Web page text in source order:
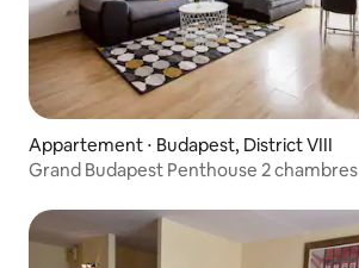
Appartement ⋅ Budapest, District VIII
Grand Budapest Penthouse 2 chambres